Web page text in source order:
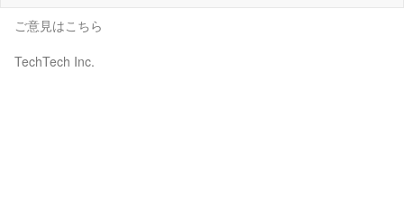
ご意見はこちら
TechTech Inc.